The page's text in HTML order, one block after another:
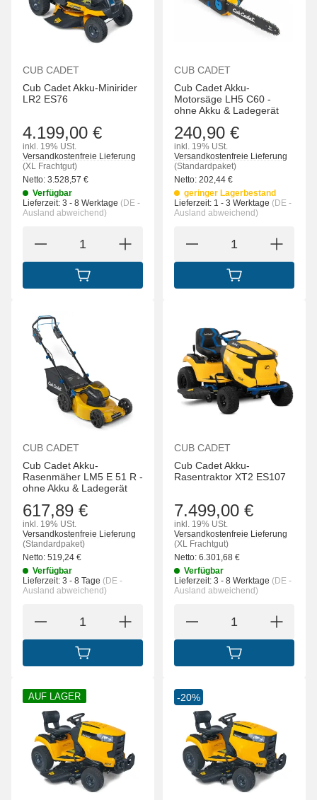
CUB CADET
Cub Cadet Akku-Minirider
LR2 ES76
4.199,00 €
inkl. 19% USt.
Versandkostenfreie Lieferung
(XL Frachtgut)
Netto: 3.528,57 €
Verfügbar
Lieferzeit: 3 - 8 Werktage (DE -
Ausland abweichend)
IN DEN WARENKORB
CUB CADET
Cub Cadet Akku-
Motorsäge LH5 C60 -
ohne Akku & Ladegerät
240,90 €
inkl. 19% USt.
Versandkostenfreie Lieferung
(Standardpaket)
Netto: 202,44 €
geringer Lagerbestand
Lieferzeit: 1 - 3 Werktage (DE -
Ausland abweichend)
IN DEN
CUB CADET
Cub Cadet Akku-
Rasenmäher LM5 E 51 R -
ohne Akku & Ladegerät
617,89 €
inkl. 19% USt.
Versandkostenfreie Lieferung
(Standardpaket)
Netto: 519,24 €
Verfügbar
Lieferzeit: 3 - 8 Tage (DE -
Ausland abweichend)
IN DEN WARENKORB
CUB CADET
Cub Cadet Akku-
Rasentraktor XT2 ES107
7.499,00 €
inkl. 19% USt.
Versandkostenfreie Lieferung
(XL Frachtgut)
Netto: 6.301,68 €
Verfügbar
Lieferzeit: 3 - 8 Werktage (DE -
Ausland abweichend)
IN DEN
AUF LAGER -20%